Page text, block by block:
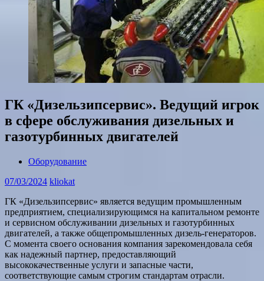
ГК «Дизельзипсервис». Ведущий игрок
в сфере обслуживания дизельных и
газотурбинных двигателей
Оборудование
07/03/2024 kliokat
ГК «Дизельзипсервис» является ведущим промышленным
предприятием, специализирующимся на капитальном ремонте
и сервисном обслуживании дизельных и газотурбинных
двигателей, а также общепромышленных дизель-генераторов.
С момента своего основания компания зарекомендовала себя
как надежный партнер, предоставляющий
высококачественные услуги и запасные части,
соответствующие самым строгим стандартам отрасли.